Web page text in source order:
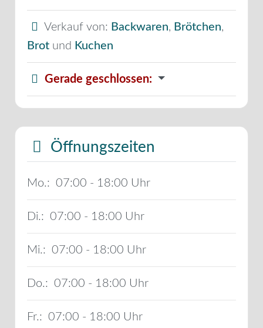
Verkauf von: Backwaren, Brötchen,
Brot und Kuchen
Gerade geschlossen:
Öffnungszeiten
Mo.: 07:00 - 18:00
Di.: 07:00 - 18:00
Mi.: 07:00 - 18:00
Do.: 07:00 - 18:00
Fr.: 07:00 - 18:00